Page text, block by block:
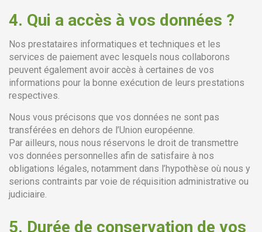
4. Qui a accès à vos données ?
Nos prestataires informatiques et techniques et les
services de paiement avec lesquels nous collaborons
peuvent également avoir accès à certaines de vos
informations pour la bonne exécution de leurs prestations
respectives.
Nous vous précisons que vos données ne sont pas
transférées en dehors de l’Union européenne.
Par ailleurs, nous nous réservons le droit de transmettre
vos données personnelles afin de satisfaire à nos
obligations légales, notamment dans l’hypothèse où nous y
serions contraints par voie de réquisition administrative ou
judiciaire.
5. Durée de conservation de vos